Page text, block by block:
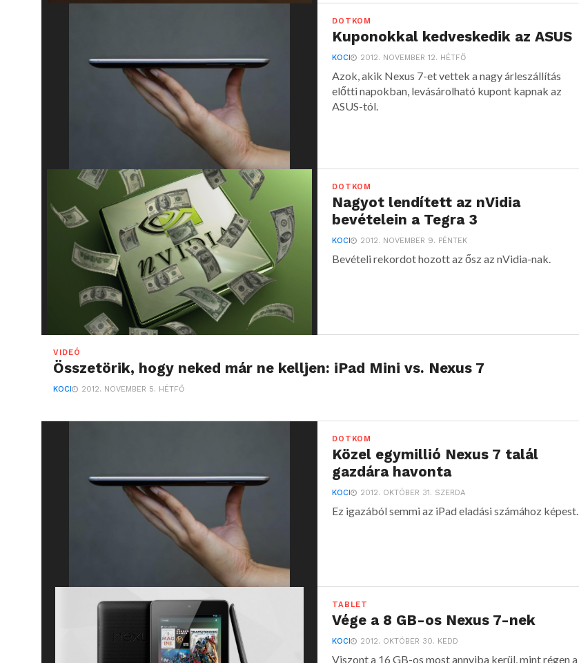
DOTKOM
Kuponokkal kedveskedik az ASUS
KOCI 2012. NOVEMBER 12. HÉTFŐ
Azok, akik Nexus 7-et vettek a nagy árleszállítás
előtti napokban, levásárolható kupont kapnak az
ASUS-tól.
DOTKOM
Nagyot lendített az nVidia
bevételein a Tegra 3
KOCI 2012. NOVEMBER 9. PÉNTEK
Bevételi rekordot hozott az ősz az nVidia-nak.
VIDEÓ
Összetörik, hogy neked már ne kelljen: iPad Mini vs. Nexus 7
KOCI 2012. NOVEMBER 5. HÉTFŐ
DOTKOM
Közel egymillió Nexus 7 talál
gazdára havonta
KOCI 2012. OKTÓBER 31. SZERDA
Ez igazából semmi az iPad eladási számához képest.
TABLET
Vége a 8 GB-os Nexus 7-nek
KOCI 2012. OKTÓBER 30. KEDD
Viszont a 16 GB-os most annyiba kerül, mint régen a